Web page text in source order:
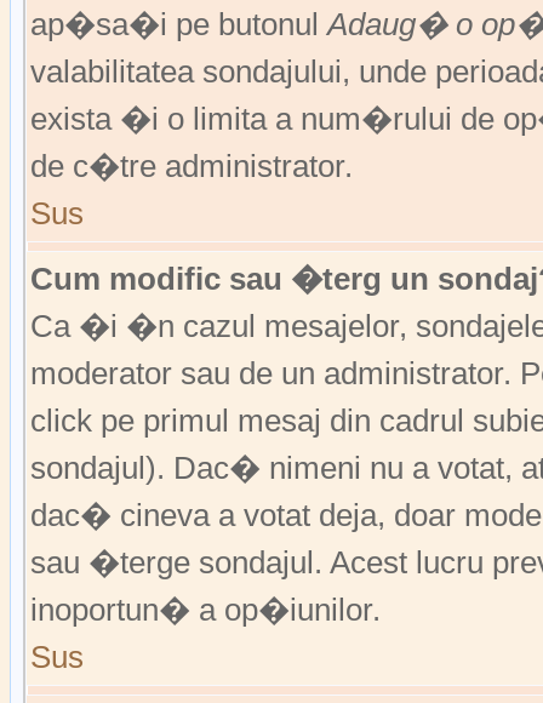
ap�sa�i pe butonulAdaug� o
valabilitatea sondajului, unde
exista �i o limita a num�rului de
de c�tre administrator.
Sus
Cum modific sau �terg un
Ca �i �n cazul mesajelor,
moderator sau de un administrator.
click pe primul mesaj din cadrul
sondajul). Dac� nimeni nu a
dac� cineva a votat deja, doar
sau �terge sondajul. Acest lucru
inoportun� a op�iunilor.
Sus